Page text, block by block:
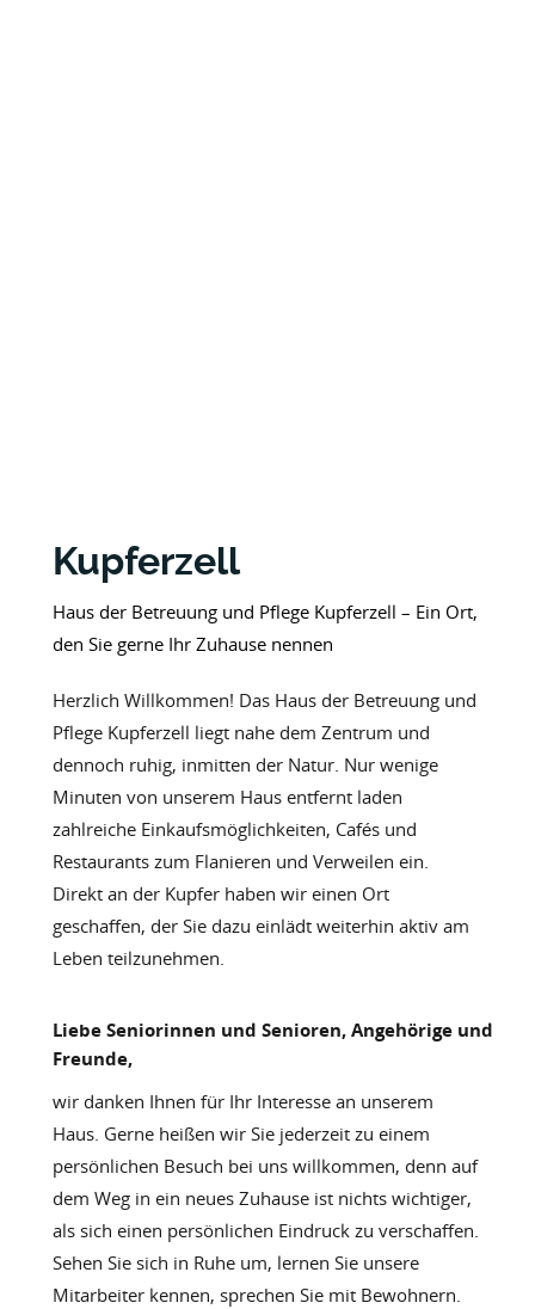
Kupferzell
Haus der Betreuung und Pflege Kupferzell – Ein Ort,
den Sie gerne Ihr Zuhause nennen
Herzlich Willkommen! Das Haus der Betreuung und
Pflege Kupferzell liegt nahe dem Zentrum und
dennoch ruhig, inmitten der Natur. Nur wenige
Minuten von unserem Haus entfernt laden
zahlreiche Einkaufsmöglichkeiten, Cafés und
Restaurants zum Flanieren und Verweilen ein.
Direkt an der Kupfer haben wir einen Ort
geschaffen, der Sie dazu einlädt weiterhin aktiv am
Leben teilzunehmen.
Liebe Seniorinnen und Senioren, Angehörige und
Freunde,
wir danken Ihnen für Ihr Interesse an unserem
Haus. Gerne heißen wir Sie jederzeit zu einem
persönlichen Besuch bei uns willkommen, denn auf
dem Weg in ein neues Zuhause ist nichts wichtiger,
als sich einen persönlichen Eindruck zu verschaffen.
Sehen Sie sich in Ruhe um, lernen Sie unsere
Mitarbeiter kennen, sprechen Sie mit Bewohnern.